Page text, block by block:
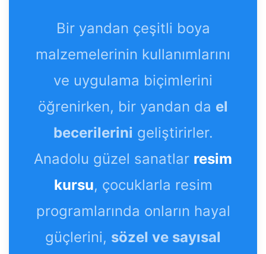
Bir yandan çeşitli boya
malzemelerinin kullanımlarını
ve uygulama biçimlerini
öğrenirken, bir yandan da el
becerilerini geliştirirler.
Anadolu güzel sanatlar resim
kursu, çocuklarla resim
programlarında onların hayal
güçlerini, sözel ve sayısal